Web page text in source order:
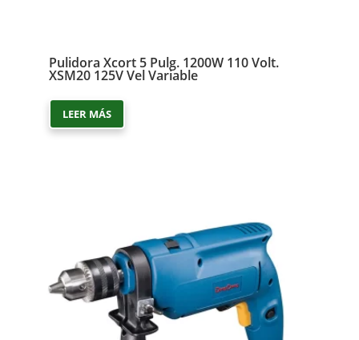
Pulidora Xcort 5 Pulg. 1200W 110 Volt.
XSM20 125V Vel Variable
LEER MÁS